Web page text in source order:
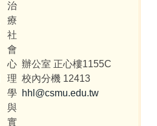
治
療
社
會
心
理
學
與
實
辦公室 正心樓1155C
校內分機 12413
hhl@csmu.edu.tw